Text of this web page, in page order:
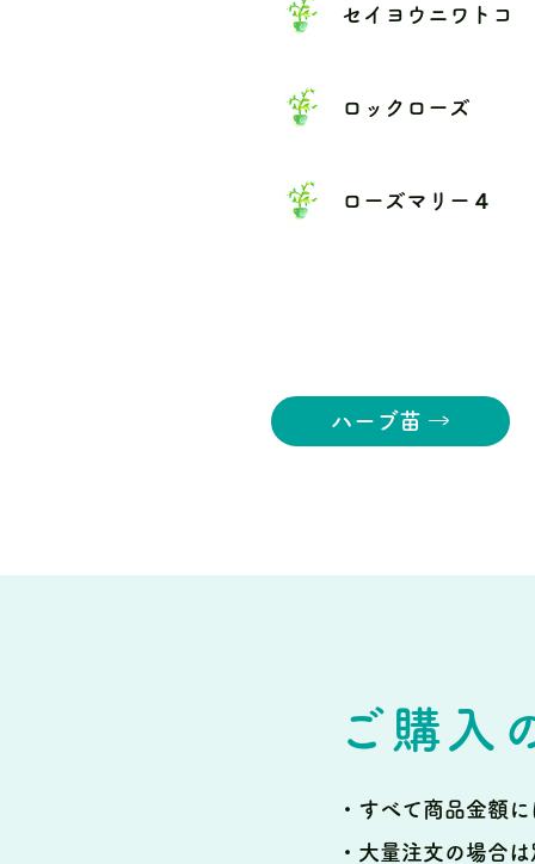
セイヨウニワトコ
ロックローズ
ローズマリー４
ハーブ苗 →
ご購入
・すべて商品金額
・大量注文の場合